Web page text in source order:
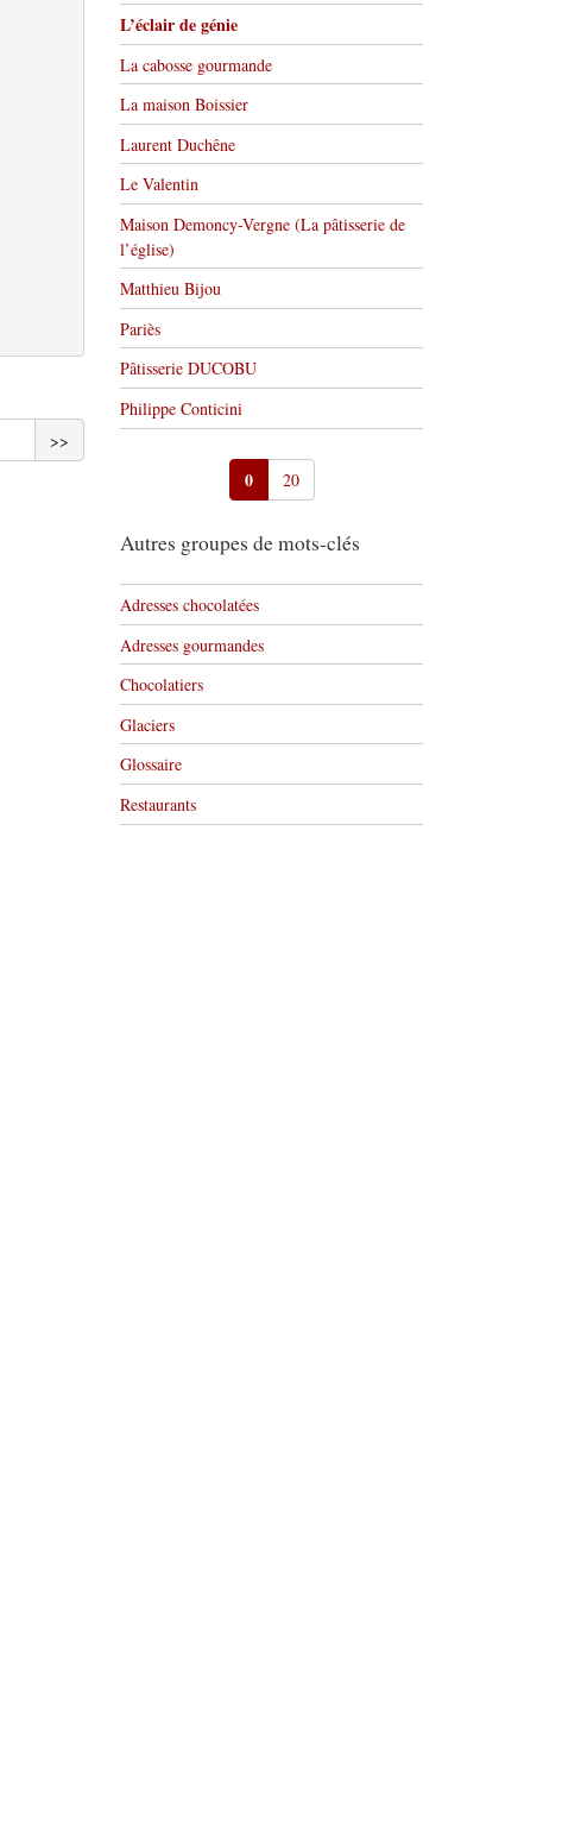
>>
L’éclair de génie
La cabosse gourmande
La maison Boissier
Laurent Duchêne
Le Valentin
Maison Demoncy-Vergne (La pâtisserie de
l’église)
Matthieu Bijou
Pariès
Pâtisserie DUCOBU
Philippe Conticini
0 20
Autres groupes de mots-clés
Adresses chocolatées
Adresses gourmandes
Chocolatiers
Glaciers
Glossaire
Restaurants